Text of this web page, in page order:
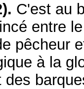
C'est au
entre
pêcheur
à la
des